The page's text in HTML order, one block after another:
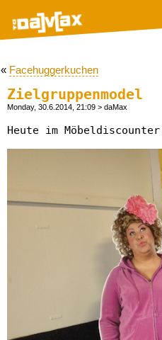
« Facehuggerkuchen
Zielgruppenmodel
Monday, 30.6.2014, 21:09 > daMax
Heute im